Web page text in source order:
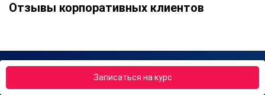
Записаться на курс
Отзывы корпоративных клиентов